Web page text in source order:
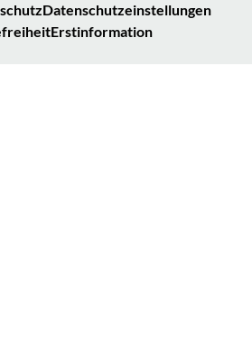
Datenschutzeinstellungen
Erstinformation